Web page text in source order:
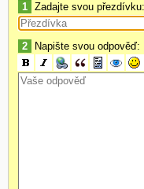
1 Zadajte svou přezdívku:
2 Napište svou odpověď: